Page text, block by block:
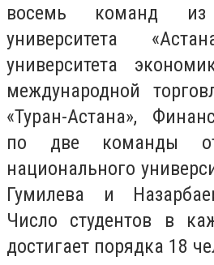
восемь команд из
университета
университета
международной
«Туран-Астана»,
по две команды от
национального
Гумилева и
Число студентов в
достигает порядка 18